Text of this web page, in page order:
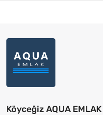
Köyceğiz AQUA EMLAK